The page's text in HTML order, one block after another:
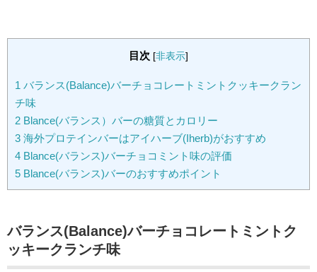
目次 [非表示]
1 バランス(Balance)バーチョコレートミントクッキークラン
チ味
2 Blance(バランス）バーの糖質とカロリー
3 海外プロテインバーはアイハーブ(Iherb)がおすすめ
4 Blance(バランス)バーチョコミント味の評価
5 Blance(バランス)バーのおすすめポイント
バランス(Balance)バーチョコレートミントク
ッキークランチ味